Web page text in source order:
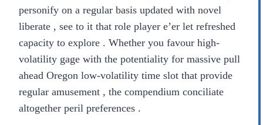
personify on a regular basis updated with novel
liberate , see to it that role player e’er let refreshed
capacity to explore . Whether you favour high-
volatility gage with the potentiality for massive pull
ahead Oregon low-volatility time slot that provide
regular amusement , the compendium conciliate
altogether peril preferences .